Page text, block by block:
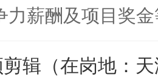
力薪酬及项目奖金
辑（在岗地：